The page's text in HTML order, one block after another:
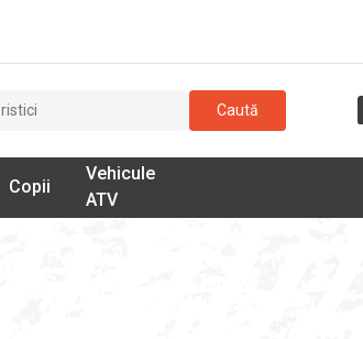
Caută
Copii
Vehicule
ATV